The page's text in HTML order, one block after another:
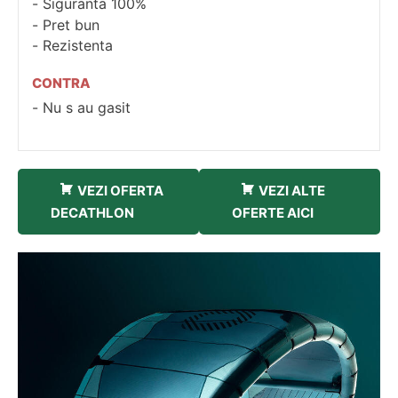
Siguranta 100%
Pret bun
Rezistenta
CONTRA
Nu s au gasit
VEZI OFERTA
DECATHLON
VEZI ALTE
OFERTE AICI